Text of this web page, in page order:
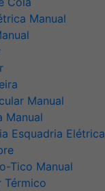
Manual
Manual
Manual
Esquadria Elétrica
Tico Manual
Térmico